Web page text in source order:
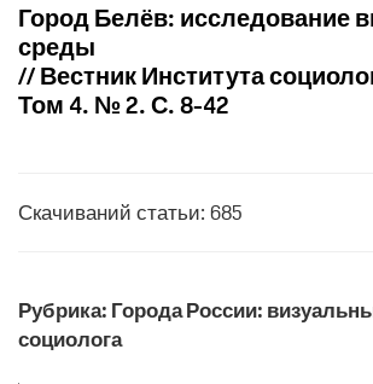
Город Белёв: исследование
среды
// Вестник Института
Том 4. № 2. С. 8-42
Скачиваний статьи: 685
Рубрика: Города России:
социолога